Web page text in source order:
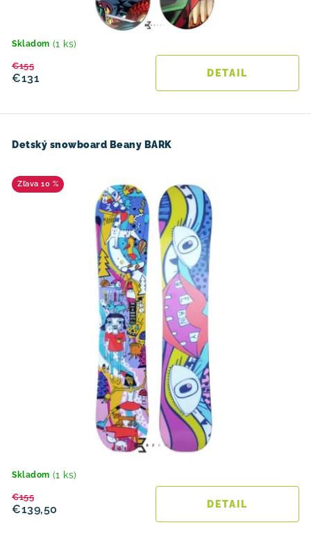
Skladom (1 ks)
€131
€155
DETAIL
Detský snowboard Beany BARK
10 %
Skladom (1 ks)
€139,50
€155
DETAIL